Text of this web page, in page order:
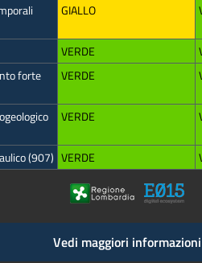
GIALLO
VERDE
forte
VERDE
VERDE
(907) VERDE
Vedi maggiori informazioni